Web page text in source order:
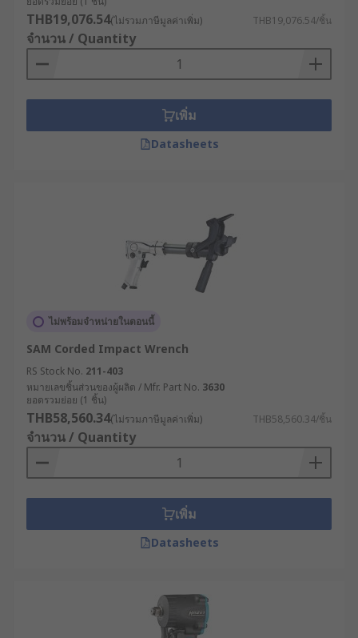
THB19,076.54(ไม่รวมภาษีมูลค่าเพิ่ม) THB19,076.54/ชิ้น
จำนวน / Quantity
เพิ่ม
Datasheets
ไม่พร้อมจำหน่ายในตอนนี้
SAM Corded Impact Wrench
RS Stock No. 211-403
หมายเลขชิ้นส่วนของผู้ผลิต / Mfr. Part No. 3630
ยอดรวมย่อย (1 ชิ้น)
THB58,560.34(ไม่รวมภาษีมูลค่าเพิ่ม) THB58,560.34/ชิ้น
จำนวน / Quantity
เพิ่ม
Datasheets